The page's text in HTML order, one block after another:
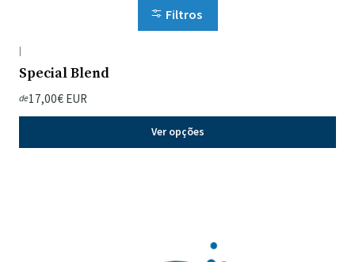
Filtros
|
Special Blend
de17,00€ EUR
Ver opções